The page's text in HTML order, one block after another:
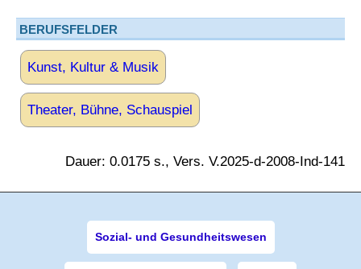
BERUFSFELDER
Kunst, Kultur & Musik
Theater, Bühne, Schauspiel
Dauer: 0.0175 s., Vers. V.2025-d-2008-Ind-141
Sozial- und Gesundheitswesen